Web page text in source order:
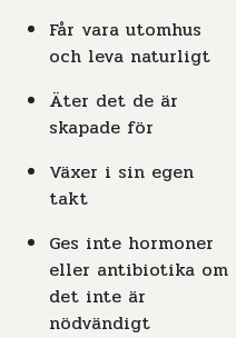
Får vara utomhus
och leva naturligt
Äter det de är
skapade för
Växer i sin egen
takt
Ges inte hormoner
eller antibiotika om
det inte är
nödvändigt